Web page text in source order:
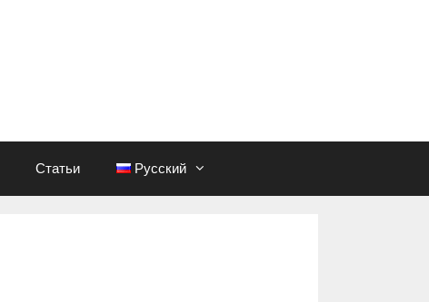
Статьи Русский